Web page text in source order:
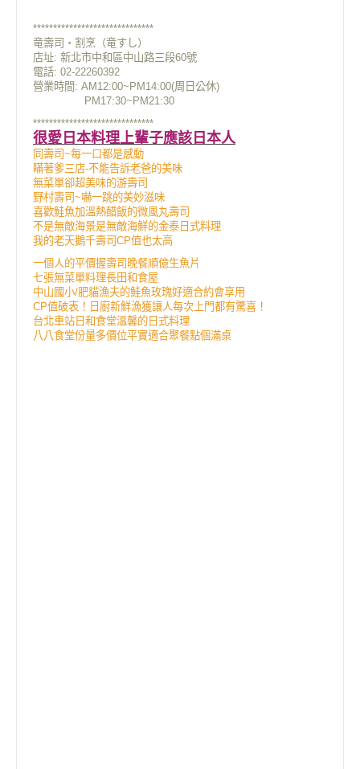
******************************
竜壽司‧割烹（竜すし）
店址: 新北市中和區中山路三段60號
電話: 02-22260392
營業時間: AM12:00~PM14:00(周日公休)
PM17:30~PM21:30
******************************
很愛日本料理上輩子應該日本人
同壽司~每一口都是感動
瞞著爹三店-不能告訴老爸的美味
無菜單卻超美味的游壽司
野村壽司~嚇一跳的美妙滋味
喜歡鮭魚加溫熱醋飯的微風丸壽司
不是無敵海景是無敵海鮮的金泰日式料理
我的老天鵝千壽司CP值也太高
一個人的平價握壽司晚餐順億生魚片
七張無菜單料理長田和食屋
中山國小/肥貓漁夫的鮭魚玫瑰好適合約會享用
CP值破表！日廚新鮮漁獲讓人每次上門都有驚喜！
台北車站日和食堂溫馨的日式料理
八八食堂份量多價位平實適合聚餐點個滿桌